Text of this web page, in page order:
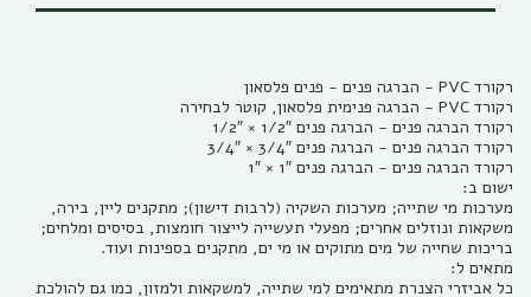
מערכות מי שתייה; מערכות השקיה (לרבות דישון); מתקנים ליין, בירה,
משקאות ונוזלים אחרים; מפעלי תעשייה לייצור חומצות, בסיסים ומלחים;
כל אביזרי הצנרת מתאימים למי שתייה, למשקאות ולמזון, כמו גם להולכת